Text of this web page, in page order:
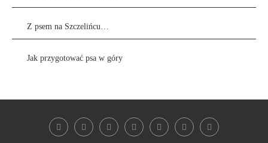
Z psem na Szczelińcu…
Jak przygotować psa w góry